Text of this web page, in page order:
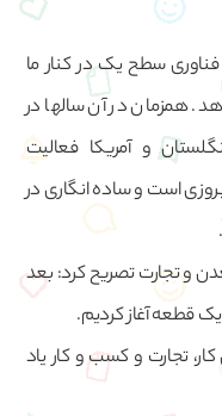
سطح یک در کنار ما
همزمان در آن سالها در
و آمریکا فعالیت
است و ساده انگاری در
و تجارت تصریح کرد: بعد
قطعه آغاز کردیم.
تجارت و کسب و کار یاد